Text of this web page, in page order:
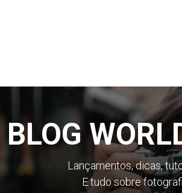
BLOG
Lançamentos, dicas,
E tudo sobre